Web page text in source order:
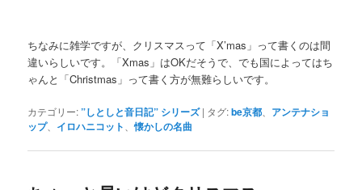
ちなみに雑学ですが、クリスマスって「X’mas」って書くのは間
違いらしいです。「Xmas」はOKだそうで、でも国によってはち
ゃんと「Christmas」って書く方が無難らしいです。
カテゴリー:”しとしと音日記” シリーズ | タグ:be京都
アンテナショ
ップ、 イロハニコット 、懐かしの名曲